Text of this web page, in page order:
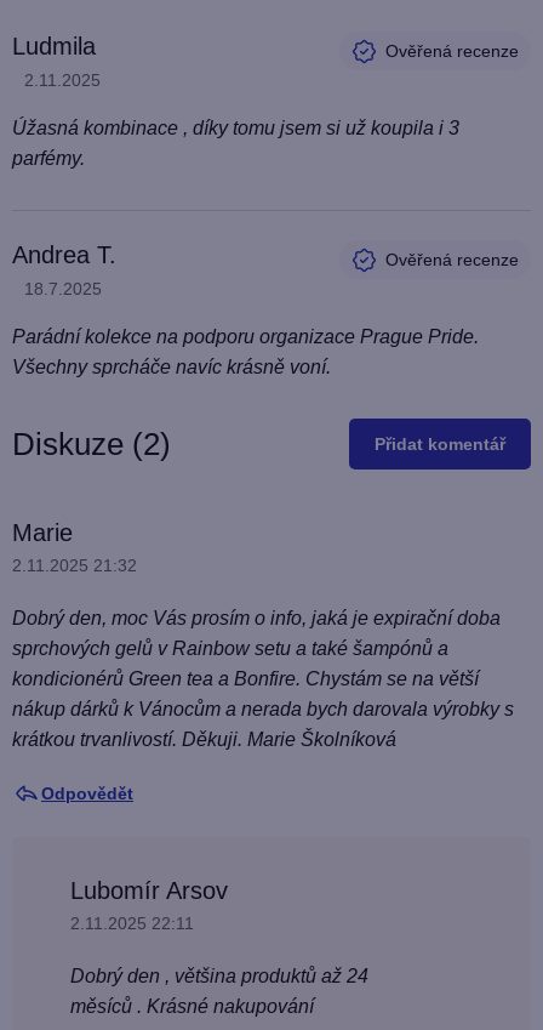
ý
p
i
s
d
n
o
c
n
Ludmila
Hodnocení produktu je 5 z 5 hvězdiček.
2.11.2025
Úžasná kombinace , díky tomu jsem si už koupila i 3
parfémy.
Andrea T.
Hodnocení produktu je 5 z 5 hvězdiček.
18.7.2025
Parádní kolekce na podporu organizace Prague Pride.
Všechny sprcháče navíc krásně voní.
Diskuze (2) Přidat komentář
V
ý
i
s
d
i
k
Marie
2.11.2025 21:32
Dobrý den, moc Vás prosím o info, jaká je expirační doba
sprchových gelů v Rainbow setu a také šampónů a
kondicionérů Green tea a Bonfire. Chystám se na větší
nákup dárků k Vánocům a nerada bych darovala výrobky s
krátkou trvanlivostí. Děkuji. Marie Školníková
Odpovědět
Lubomír Arsov
2.11.2025 22:11
Dobrý den , většina produktů až 24
měsíců . Krásné nakupování